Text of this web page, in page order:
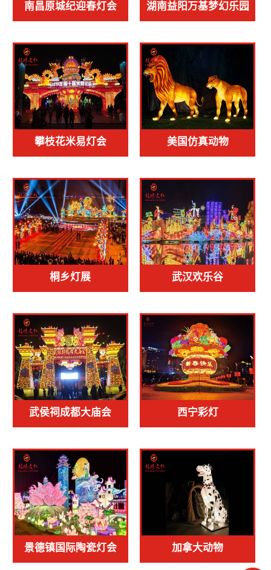
南昌原城纪迎春灯会 湖南益阳万基梦幻乐园
攀枝花米易灯会 美国仿真动物
桐乡灯展 武汉欢乐谷
武侯祠成都大庙会 西宁彩灯
景德镇国际陶瓷灯会 加拿大动物